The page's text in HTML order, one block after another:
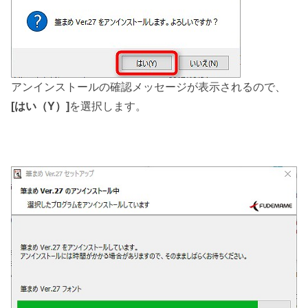
アンインストールの確認メッセージが表示されるので、
[はい（Y）] を選択します。